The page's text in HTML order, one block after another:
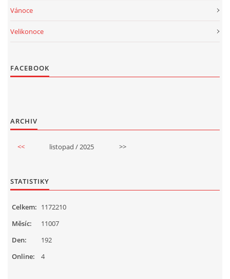
Vánoce
Velikonoce
FACEBOOK
ARCHIV
<< listopad / 2025 >>
STATISTIKY
Online: 4
Celkem: 1172210
Měsíc:
11007
Den:
192